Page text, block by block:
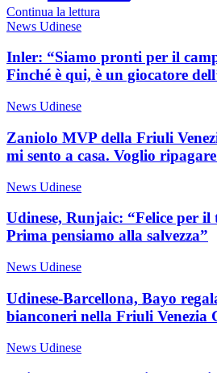
Continua la lettura
News Udinese
Inler: “Siamo pronti per il
Finché è qui, è un giocatore
News Udinese
Zaniolo MVP della Friuli
mi sento a casa. Voglio
News Udinese
Udinese, Runjaic: “Felice per
Prima pensiamo alla salvezza”
News Udinese
Udinese-Barcellona, Bayo
bianconeri nella Friuli Venezia
News Udinese